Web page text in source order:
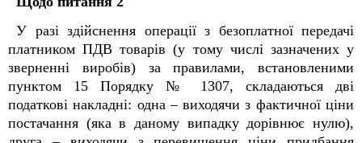
У разі здійснення операції з безоплатної передачі
платником ПДВ товарів (у тому числі зазначених у
зверненні виробів) за правилами, встановленими
пунктом 15 Порядку № 1307, складаються дві
податкові накладні: одна – виходячи з фактичної ціни
постачання (яка в даному випадку дорівнює нулю),